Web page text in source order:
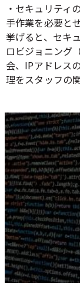
・セキュリティ
手作業を必要と
挙げると、セキ
ロビジョニング
会、IPアドレス
理をスタッフの